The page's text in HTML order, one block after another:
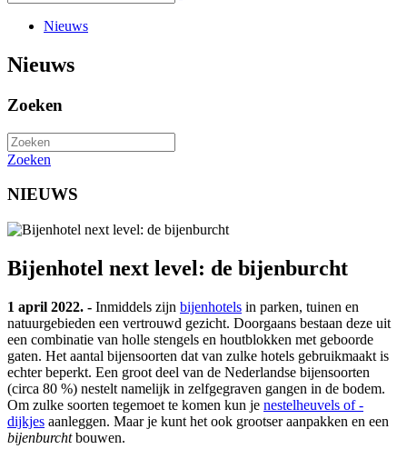
Nieuws
Nieuws
Zoeken
Zoeken
NIEUWS
Bijenhotel next level: de bijenburcht
1 april 2022. - Inmiddels zijn bijenhotels in parken, tuinen en
natuurgebieden een vertrouwd gezicht. Doorgaans bestaan deze uit
een combinatie van holle stengels en houtblokken met geboorde
gaten. Het aantal bijensoorten dat van zulke hotels gebruikmaakt is
echter beperkt. Een groot deel van de Nederlandse bijensoorten
(circa 80 %) nestelt namelijk in zelfgegraven gangen in de bodem.
Om zulke soorten tegemoet te komen kun je nestelheuvels of -
dijkjes aanleggen. Maar je kunt het ook grootser aanpakken en een
bijenburchtbouwen.